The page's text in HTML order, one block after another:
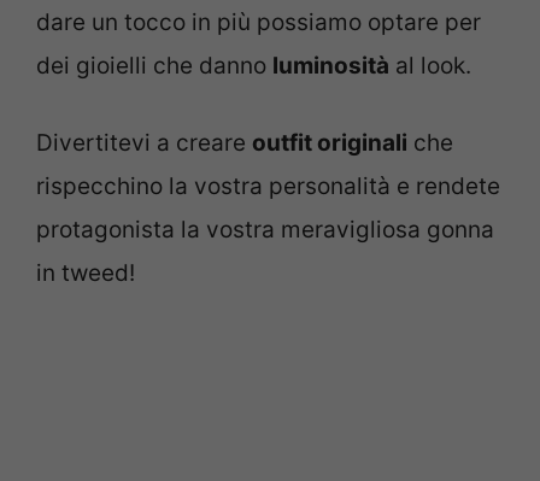
dare un tocco in più possiamo optare per
dei gioielli che danno luminosità al look.
Divertitevi a creare outfit originali che
rispecchino la vostra personalità e rendete
protagonista la vostra meravigliosa gonna
in tweed!